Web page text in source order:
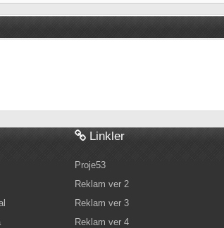
Linkler
Proje53
Reklam ver 2
Reklam ver 3
Reklam ver 4